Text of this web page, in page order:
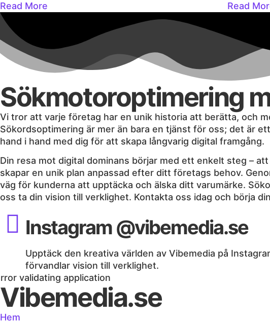
Read More
Read
Sökmotoroptimering
Vi tror att varje företag har en unik historia att berätta, och
Sökordsoptimering är mer än bara en tjänst för oss; det är
hand i hand med dig för att skapa långvarig digital framgång.
Din resa mot digital dominans börjar med ett enkelt steg –
skapar en unik plan anpassad efter ditt företags behov.
väg för kunderna att upptäcka och älska ditt varumärke.
oss ta din vision till verklighet. Kontakta oss idag och börja
Instagram @vibemedia.se
Upptäck den kreativa världen av Vibemedia på
förvandlar vision till verklighet.
validating application
Vibemedia.se
Hem